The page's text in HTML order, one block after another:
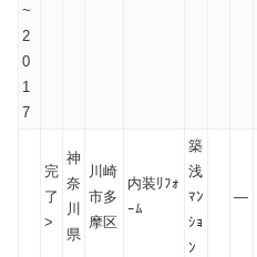
~
2
0
1
7
完
了
>
神
奈
川
県
川崎
市多
摩区
内装ﾘﾌｫ
ｰﾑ
築
浅
ﾏﾝ
ｼｮ
ﾝ
—